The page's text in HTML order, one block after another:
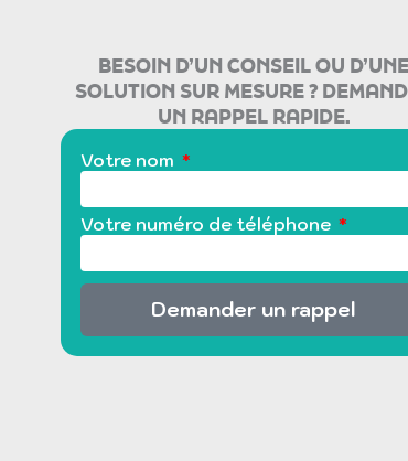
BESOIN D’UN CONSEIL OU D’UNE
SOLUTION SUR MESURE ?
UN RAPPEL RAPIDE.
Votre nom
Votre numéro de téléphone
Demander un rappel